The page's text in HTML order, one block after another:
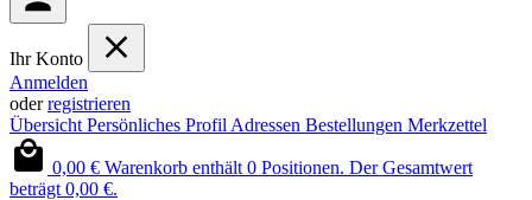
Ihr Konto
Anmelden
oderregistrieren
Übersicht Persönliches Profil Adressen Bestellungen Merkzettel
0,00 € Warenkorb enthält 0 Positionen. Der Gesamtwert
beträgt 0,00 €.